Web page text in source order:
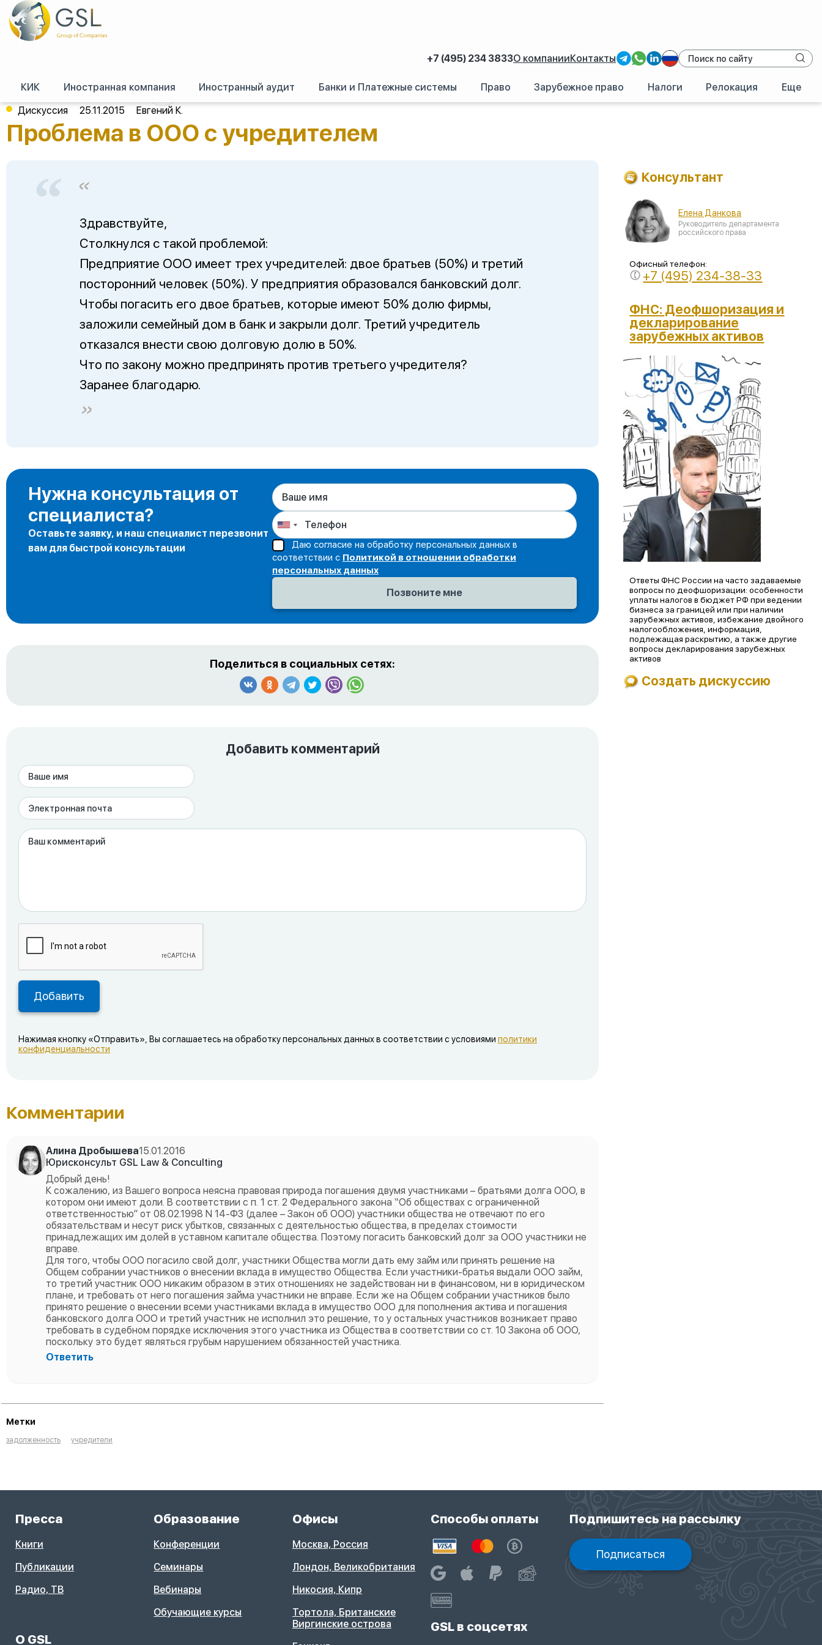
+7 (495) 234 3833О компанииКонтакты
КИК Иностранная компания Иностранный аудит Банки и Платежные системы Право Зарубежное право Налоги Релокация Еще
GSL/Форум (российское право) /Российское право/Проблема в ООО с учредителем
Дискуссия 25.11.2015 Евгений К.
Проблема в ООО с учредителем
Здравствуйте,
Столкнулся с такой проблемой:
Предприятие ООО имеет трех учредителей: двое братьев (50%) и третий
посторонний человек (50%). У предприятия образовался банковский долг.
Чтобы погасить его двое братьев, которые имеют 50% долю фирмы,
заложили семейный дом в банк и закрыли долг. Третий учредитель
отказался внести свою долговую долю в 50%.
Что по закону можно предпринять против третьего учредителя?
Заранее благодарю.
Нужна консультация от
специалиста?
Оставьте заявку, и наш специалист перезвонит
вам для быстрой консультации
Даю согласие на обработку персональных данных в
соответствии с Политикой в отношении обработки
персональных данных
Поделиться в социальных сетях:
Добавить комментарий
Нажимая кнопку «Отправить», Вы соглашаетесь на обработку персональных данных в соответствии с условиями политики
конфиденциальности
Комментарии
Алина Дробышева15.01.2016
Юрисконсульт GSL Law & Conculting
Добрый день!
К сожалению, из Вашего вопроса неясна правовая природа погашения двумя участниками – братьями долга ООО, в
котором они имеют доли. В соответствии с п. 1 ст. 2 Федерального закона “Об обществах с ограниченной
ответственностью” от 08.02.1998 N 14-ФЗ (далее – Закон об ООО) участники общества не отвечают по его
обязательствам и несут риск убытков, связанных с деятельностью общества, в пределах стоимости
принадлежащих им долей в уставном капитале общества. Поэтому погасить банковский долг за ООО участники не
вправе.
Для того, чтобы ООО погасило свой долг, участники Общества могли дать ему займ или принять решение на
Общем собрании участников о внесении вклада в имущество Общества. Если участники-братья выдали ООО займ,
то третий участник ООО никаким образом в этих отношениях не задействован ни в финансовом, ни в юридическом
плане, и требовать от него погашения займа участники не вправе. Если же на Общем собрании участников было
принято решение о внесении всеми участниками вклада в имущество ООО для пополнения актива и погашения
банковского долга ООО и третий участник не исполнил это решение, то у остальных участников возникает право
требовать в судебном порядке исключения этого участника из Общества в соответствии со ст. 10 Закона об ООО,
поскольку это будет являться грубым нарушением обязанностей участника.
Ответить
Метки
задолженность учредители
Консультант
Елена Данкова
Руководитель департамента
российского права
Офисный телефон:
+7 (495) 234-38-33
ФНС: Деофшоризация и
декларирование
зарубежных активов
Ответы ФНС России на часто задаваемые
вопросы по деофшоризации: особенности
уплаты налогов в бюджет РФ при ведении
бизнеса за границей или при наличии
зарубежных активов, избежание двойного
налогообложения, информация,
подлежащая раскрытию, а также другие
вопросы декларирования зарубежных
активов
Создать дискуссию
О GSL
Пресса
Книги
Публикации
Радио, ТВ
Образование
Конференции
Семинары
Вебинары
Обучающие курсы
Офисы
Москва, Россия
Лондон, Великобритания
Никосия, Кипр
Тортола, Британские
Виргинские острова
Способы оплаты
GSL в соцсетях
Подпишитесь на рассылку
Подписаться